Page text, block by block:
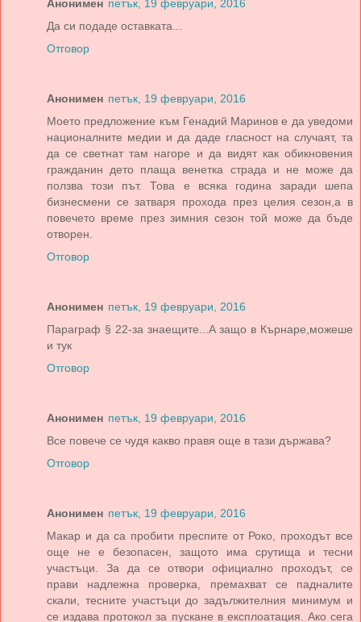
Анонимен петък, 19 февруари, 2016
Да си подаде оставката...
Отговор
Анонимен петък, 19 февруари, 2016
Моето предложение към Генадий Маринов е да уведоми
националните медии и да даде гласност на случаят, та
да се светнат там нагоре и да видят как обикновения
гражданин дето плаща венетка страда и не може да
ползва този път. Това е всяка година заради шепа
бизнесмени се затваря прохода през целия сезон,а в
повечето време през зимния сезон той може да бъде
отворен.
Отговор
Анонимен петък, 19 февруари, 2016
Параграф § 22-за знаещите...А защо в Кърнаре,можеше
и тук
Отговор
Анонимен петък, 19 февруари, 2016
Все повече се чудя какво правя още в тази държава?
Отговор
Анонимен петък, 19 февруари, 2016
Макар и да са пробити преспите от Роко, проходът все
още не е безопасен, защото има срутища и тесни
участъци. За да се отвори официално проходът, се
прави надлежна проверка, премахват се падналите
скали, тесните участъци до задължителния минимум и
се издава протокол за пускане в експлоатация. Ако сега